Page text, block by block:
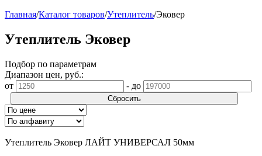
Главная/Каталог товаров/Утеплитель/Эковер
Утеплитель Эковер
Подбор по параметрам
Диапазон цен, руб.:
от
- до
Сбросить
Утеплитель Эковер ЛАЙТ УНИВЕРСАЛ 50мм